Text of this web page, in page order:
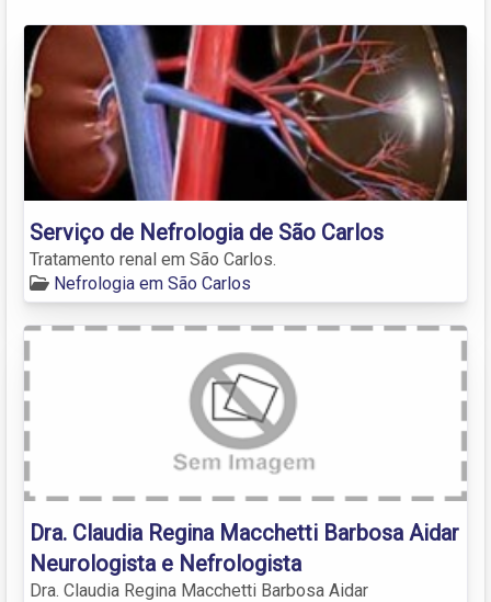
Serviço de Nefrologia de São Carlos
Tratamento renal em São Carlos.
Nefrologia em São Carlos
Dra. Claudia Regina Macchetti Barbosa Aidar
Neurologista e Nefrologista
Dra. Claudia Regina Macchetti Barbosa Aidar